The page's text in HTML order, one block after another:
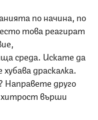
по начина, по
това реагират
среда. Искате да
драскалка.
Направете друго
върши